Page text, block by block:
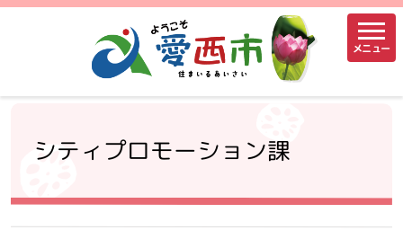
メニュー
シティプロモーション課